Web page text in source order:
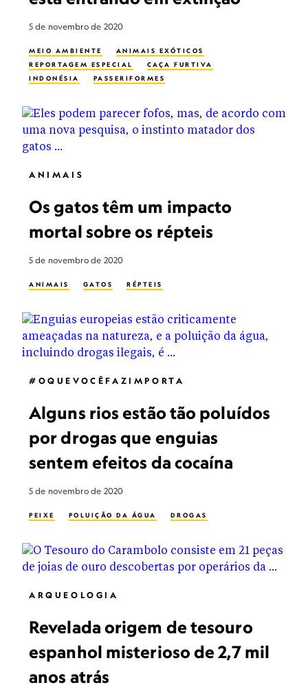
5 de novembro de 2020
MEIO AMBIENTE
ANIMAIS EXÓTICOS
REPORTAGEM ESPECIAL
CAÇA FURTIVA
INDONÉSIA
PASSERIFORMES
ANIMAIS
Os gatos têm um impacto
mortal sobre os répteis
5 de novembro de 2020
ANIMAIS GATOS RÉPTEIS
#OQUEVOCÊFAZIMPORTA
Alguns rios estão tão poluídos
por drogas que enguias
sentem efeitos da cocaína
5 de novembro de 2020
PEIXE POLUIÇÃO DA ÁGUA DROGAS
ARQUEOLOGIA
Revelada origem de tesouro
espanhol misterioso de 2,7 mil
anos atrás